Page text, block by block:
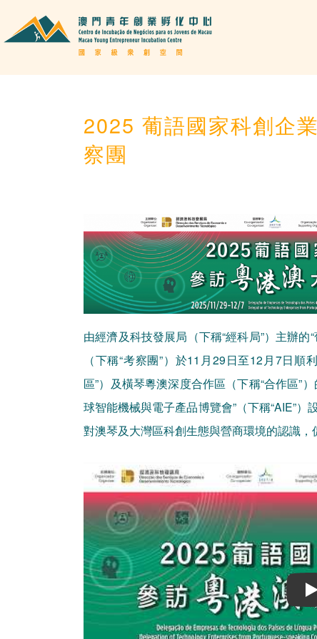
2025 葡語國家科創企
察團
由經濟及科技發展局（下稱“經科局”）主辦
（下稱“考察團”）於11月29日至12月7日
區”）及橫琴粵澳深度合作區（下稱“合作區”
球智能機械與電子產品博覽會”（下稱“AIE”
對澳琴及大灣區科創生態與營商環境的認識，
Play